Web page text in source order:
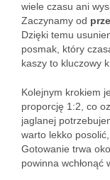
wiele czasu ani
Zaczynamy od
Dzięki temu
posmak, który
kaszy to kluczowy
Kolejnym krokiem
proporcję 1:2, co
jaglanej
warto lekko
Gotowanie trwa
powinna wchłonąć